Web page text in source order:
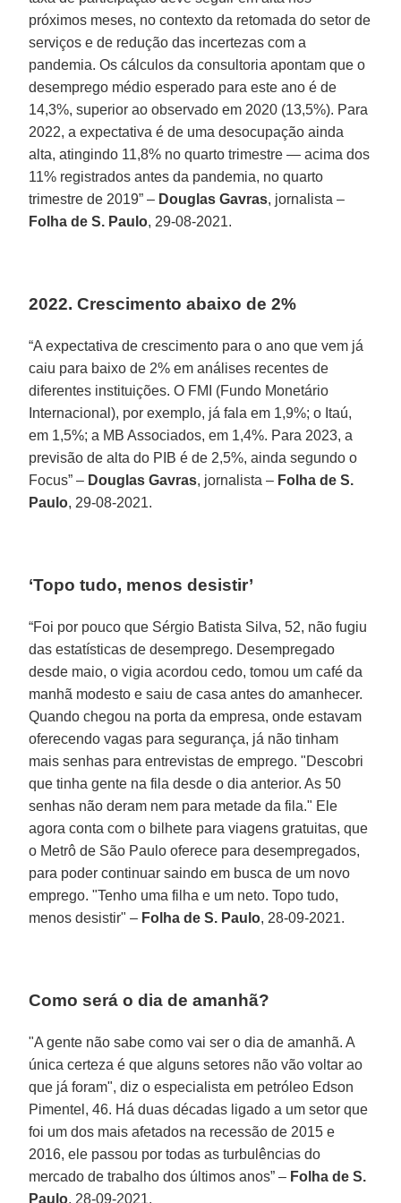
próximos meses, no contexto da retomada do setor de
serviços e de redução das incertezas com a
pandemia. Os cálculos da consultoria apontam que o
desemprego médio esperado para este ano é de
14,3%, superior ao observado em 2020 (13,5%). Para
2022, a expectativa é de uma desocupação ainda
alta, atingindo 11,8% no quarto trimestre — acima dos
11% registrados antes da pandemia, no quarto
trimestre de 2019” – Douglas Gavras, jornalista –
Folha de S. Paulo, 29-08-2021.
2022. Crescimento abaixo de 2%
“A expectativa de crescimento para o ano que vem já
caiu para baixo de 2% em análises recentes de
diferentes instituições. O FMI (Fundo Monetário
Internacional), por exemplo, já fala em 1,9%; o Itaú,
em 1,5%; a MB Associados, em 1,4%. Para 2023, a
previsão de alta do PIB é de 2,5%, ainda segundo o
Focus” – Douglas Gavras, jornalista – Folha de S.
Paulo, 29-08-2021.
‘Topo tudo, menos desistir’
“Foi por pouco que Sérgio Batista Silva, 52, não fugiu
das estatísticas de desemprego. Desempregado
desde maio, o vigia acordou cedo, tomou um café da
manhã modesto e saiu de casa antes do amanhecer.
Quando chegou na porta da empresa, onde estavam
oferecendo vagas para segurança, já não tinham
mais senhas para entrevistas de emprego. "Descobri
que tinha gente na fila desde o dia anterior. As 50
senhas não deram nem para metade da fila." Ele
agora conta com o bilhete para viagens gratuitas, que
o Metrô de São Paulo oferece para desempregados,
para poder continuar saindo em busca de um novo
emprego. "Tenho uma filha e um neto. Topo tudo,
menos desistir" – Folha de S. Paulo, 28-09-2021.
Como será o dia de amanhã?
"A gente não sabe como vai ser o dia de amanhã. A
única certeza é que alguns setores não vão voltar ao
que já foram", diz o especialista em petróleo Edson
Pimentel, 46. Há duas décadas ligado a um setor que
foi um dos mais afetados na recessão de 2015 e
2016, ele passou por todas as turbulências do
mercado de trabalho dos últimos anos” – Folha de S.
Paulo, 28-09-2021.